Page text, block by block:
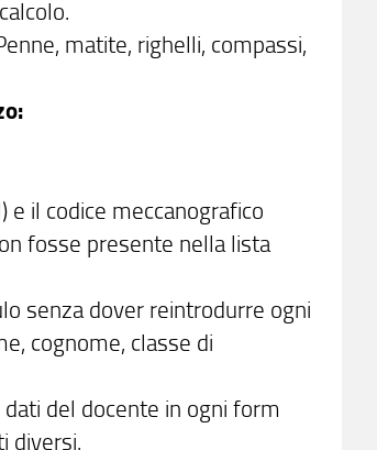
matite, righelli, compassi,
il codice meccanografico
fosse presente nella lista
senza dover reintrodurre ogni
cognome, classe di
del docente in ogni form
diversi.